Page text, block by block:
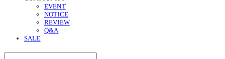
EVENT
NOTICE
REVIEW
Q&A
SALE